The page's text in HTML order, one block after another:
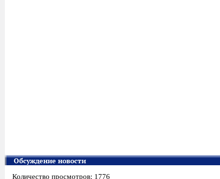
Обсуждение новости
Количество просмотров: 1776